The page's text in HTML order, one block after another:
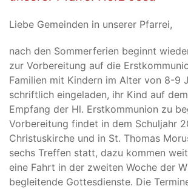
Liebe Gemeinden in unserer Pfarrei,
nach den Sommerferien beginnt
zur Vorbereitung auf die
Familien mit Kindern im Alter von 8-9
schriftlich eingeladen, ihr Kind auf
Empfang der Hl. Erstkommunion zu
Vorbereitung findet in dem Schuljahr
Christuskirche und in St. Thomas
sechs Treffen statt, dazu kommen
eine Fahrt in der zweiten Woche der
begleitende Gottesdienste. Die